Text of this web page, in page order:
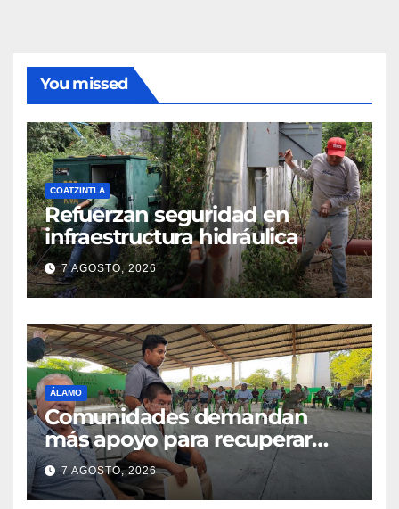
You missed
COATZINTLA
Refuerzan seguridad en
infraestructura hidráulica
7 AGOSTO, 2026
ÁLAMO
Comunidades demandan
más apoyo para recuperar
parcelas
7 AGOSTO, 2026